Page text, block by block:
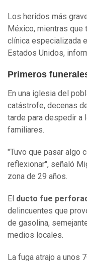
Los heridos más
México, mientras que
clínica especializada
Estados Unidos,
Primeros
En una iglesia del
catástrofe, decenas
tarde para despedir a
familiares.
"Tuvo que pasar algo
reflexionar", señaló
zona de 29 años.
El ducto fue
delincuentes que
de gasolina,
medios locales.
La fuga atrajo a unos